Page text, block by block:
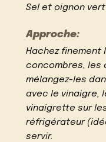
Sel et oignon
Approche:
Hachez finement
concombres, les
mélangez-les
avec le vinaigre,
vinaigrette sur
réfrigérateur
servir.